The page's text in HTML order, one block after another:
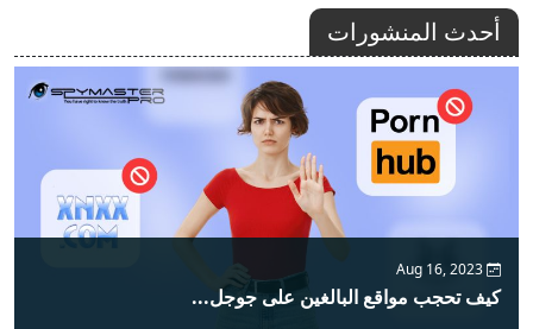
أحدث المنشورات
كيف تحجب مواقع البالغين على جوجل...